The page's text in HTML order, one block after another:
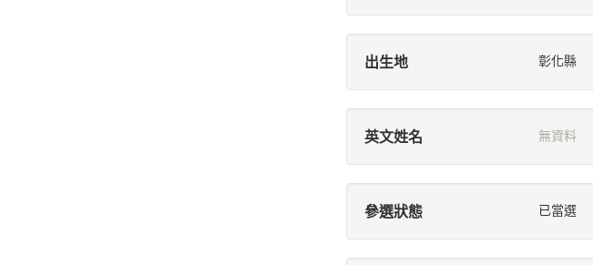
出生地 彰化縣
英文姓名 無資料
參選狀態 已當選